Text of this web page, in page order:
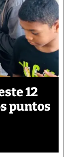
12
puntos